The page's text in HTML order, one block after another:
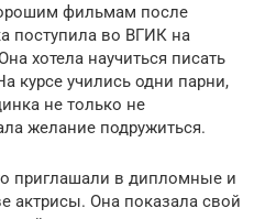
фильмам после
поступила во ВГИК на
хотела научиться писать
курсе учились одни парни,
не только не
желание подружиться.
приглашали в дипломные и
актрисы. Она показала свой